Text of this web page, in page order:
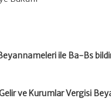
ile Ba-Bs
Gelir ve Kurumlar Vergisi